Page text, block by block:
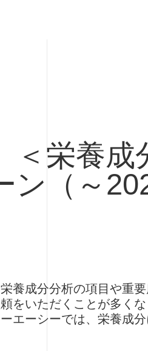
＜栄養成
ン（～
養成分分析の項目や重要
をいただくことが多くな
エーシーでは、栄養成